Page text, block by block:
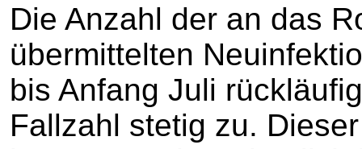
Die Anzahl der an das
übermittelten
bis Anfang Juli
Fallzahl stetig zu.